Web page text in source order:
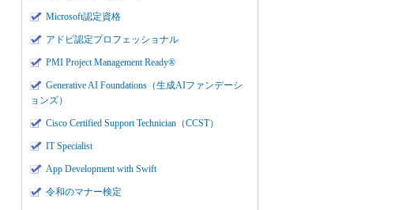
Microsoft認定資格
アドビ認定プロフェッショナル
PMI Project Management Ready®
Generative AI Foundations（生成AIファンデーシ
ョンズ）
Cisco Certified Support Technician（CCST）
IT Specialist
App Development with Swift
令和のマナー検定